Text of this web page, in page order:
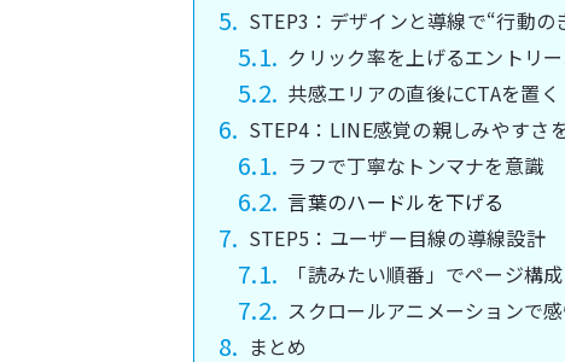
STEP3：デザインと導線で“行動の
クリック率を上げるエントリ
共感エリアの直後にCTAを置く
STEP4：LINE感覚の親しみやすさ
ラフで丁寧なトンマナを意識
言葉のハードルを下げる
STEP5：ユーザー目線の導線設計
「読みたい順番」でページ構
スクロールアニメーションで
まとめ